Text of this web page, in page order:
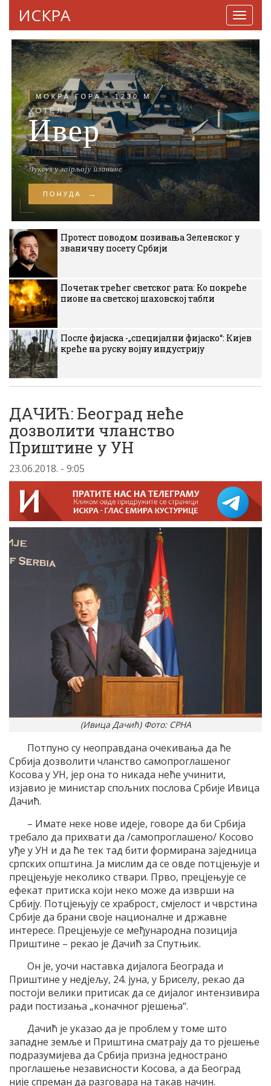
ИСКРА
Протест поводом позивања Зеленског у
званичну посету Србији
Почетак трећег светског рата: Ко покреће
пионе на светској шаховској табли
После фијаска -„специјални фијаско“: Кијев
креће на руску војну индустрију
ДАЧИЋ: Београд неће
дозволити чланство
Приштине у УН
23.06.2018. - 9:05
(Ивица Дачић) Фото: СРНА
Потпуно су неоправдана очекивања да ће
Србија дозволити чланство самопроглашеног
Косова у УН, јер она то никада неће учинити,
изјавио је министар спољних послова Србије Ивица
Дачић.
– Имате неке нове идеје, говоре да би Србија
требало да прихвати да /самопроглашено/ Косово
уђе у УН и да ће тек тад бити формирана заједница
српских општина. Ја мислим да се овде потцјењује и
прецјењује неколико ствари. Прво, прецјењује се
ефекат притиска који неко може да изврши на
Србију. Потцјењују се храброст, смјелост и чврстина
Србије да брани своје националне и државне
интересе. Прецјењује се међународна позиција
Приштине – рекао је Дачић за Спутњик.
Он је, уочи наставка дијалога Београда и
Приштине у недјељу, 24. јуна, у Бриселу, рекао да
постоји велики притисак да се дијалог интензивира
ради постизања „коначног рјешења“.
Дачић је указао да је проблем у томе што
западне земље и Приштина сматрају да то рјешење
подразумијева да Србија призна једнострано
проглашење независности Косова, а да Београд
није спреман да разговара на такав начин.